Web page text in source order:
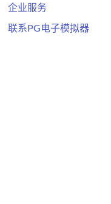
企业服务
联系PG电子模拟器